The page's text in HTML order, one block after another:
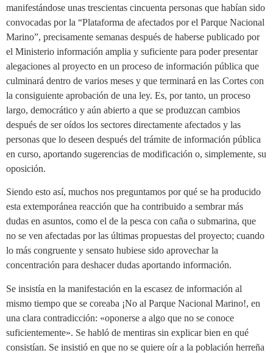
manifestándose unas trescientas cincuenta personas que habían sido
convocadas por la “Plataforma de afectados por el Parque Nacional
Marino”, precisamente semanas después de haberse publicado por
el Ministerio información amplia y suficiente para poder presentar
alegaciones al proyecto en un proceso de información pública que
culminará dentro de varios meses y que terminará en las Cortes con
la consiguiente aprobación de una ley. Es, por tanto, un proceso
largo, democrático y aún abierto a que se produzcan cambios
después de ser oídos los sectores directamente afectados y las
personas que lo deseen después del trámite de información pública
en curso, aportando sugerencias de modificación o, simplemente, su
oposición.
Siendo esto así, muchos nos preguntamos por qué se ha producido
esta extemporánea reacción que ha contribuido a sembrar más
dudas en asuntos, como el de la pesca con caña o submarina, que
no se ven afectadas por las últimas propuestas del proyecto; cuando
lo más congruente y sensato hubiese sido aprovechar la
concentración para deshacer dudas aportando información.
Se insistía en la manifestación en la escasez de información al
mismo tiempo que se coreaba ¡No al Parque Nacional Marino!, en
una clara contradicción: «oponerse a algo que no se conoce
suficientemente». Se habló de mentiras sin explicar bien en qué
consistían. Se insistió en que no se quiere oír a la población herreña